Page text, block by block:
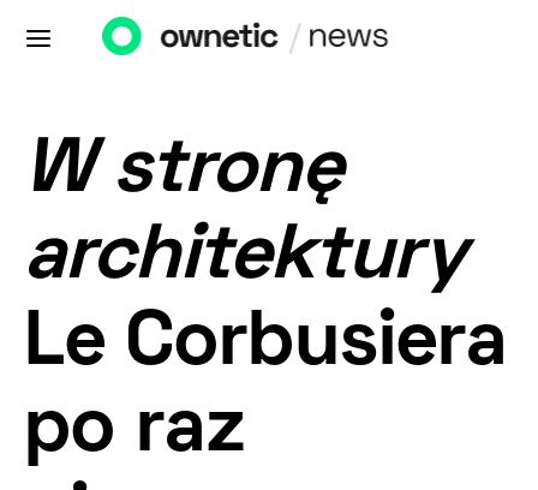
W stronę
architektury
Le Corbusiera
po raz